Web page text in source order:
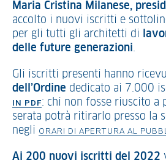
Maria Cristina Milanese,
accolto i nuovi iscritti e
per gli tutti gli architetti di
delle future generazioni.
Gli iscritti presenti hanno
dell’Ordine dedicato ai 7.000
IN PDF: chi non fosse riuscito a
serata potrà ritirarlo presso la
negli ORARI DI APERTURA AL
Ai 200 nuovi iscritti del 2022